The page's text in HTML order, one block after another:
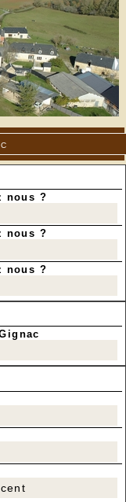
nous ?
nous ?
nous ?